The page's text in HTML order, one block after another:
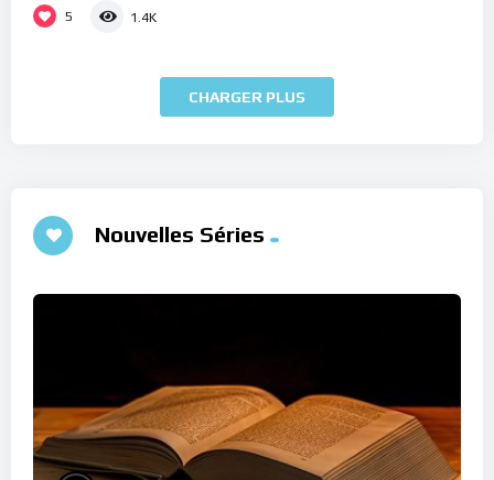
5 1.4K
CHARGER PLUS
Nouvelles Séries